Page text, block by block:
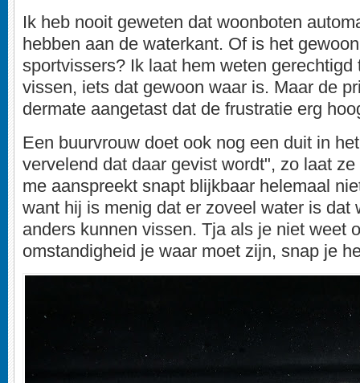
Ik heb nooit geweten dat woonboten
hebben aan de waterkant. Of is het
sportvissers? Ik laat hem weten gerechtigd
vissen, iets dat gewoon waar is. Maar de
dermate aangetast dat de frustratie erg
Een buurvrouw doet ook nog een duit in
vervelend dat daar gevist wordt", zo laat
me aanspreekt snapt blijkbaar helemaal
want hij is menig dat er zoveel water is dat
anders kunnen vissen. Tja als je niet weet
omstandigheid je waar moet zijn, snap je